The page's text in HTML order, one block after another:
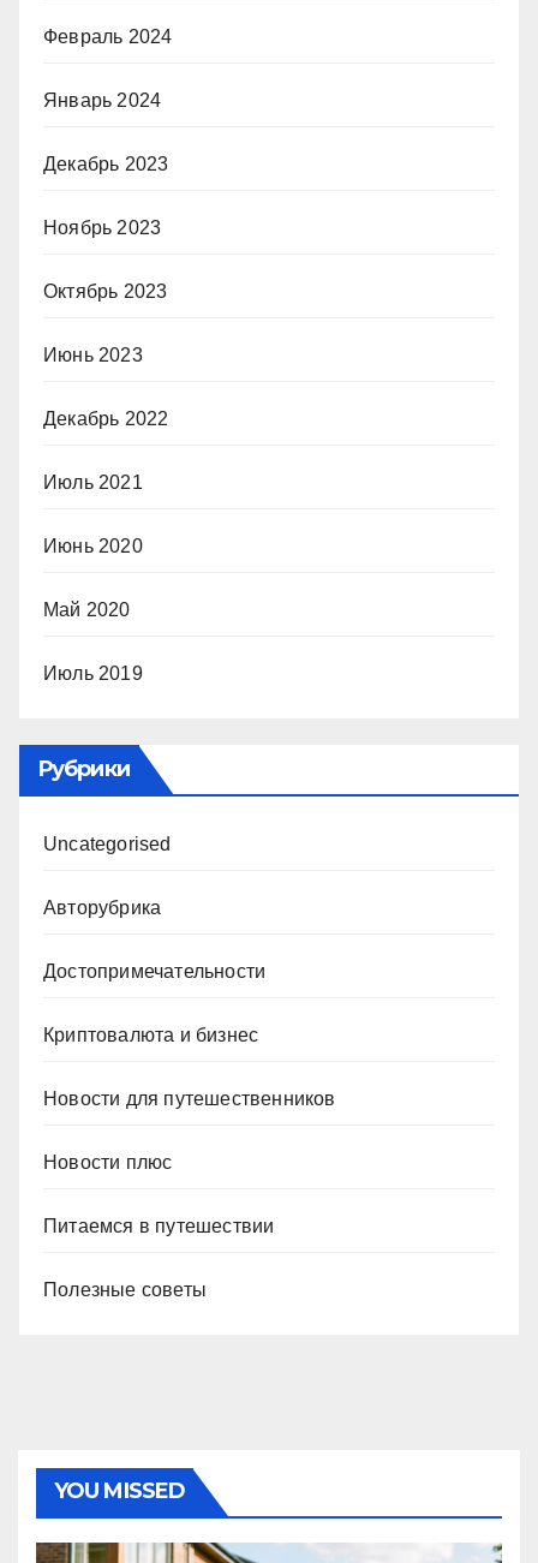
Февраль 2024
Январь 2024
Декабрь 2023
Ноябрь 2023
Октябрь 2023
Июнь 2023
Декабрь 2022
Июль 2021
Июнь 2020
Май 2020
Июль 2019
Рубрики
Uncategorised
Авторубрика
Достопримечательности
Криптовалюта и бизнес
Новости для путешественников
Новости плюс
Питаемся в путешествии
Полезные советы
YOU MISSED